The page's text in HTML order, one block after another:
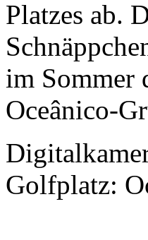
Platzes ab.
im Sommer
Oceânico-
Golfplatz: